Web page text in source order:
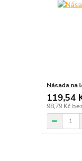
Násada na
119,54
98,79 Kč